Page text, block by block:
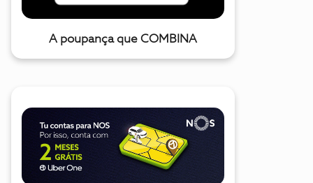
A poupança que COMBINA